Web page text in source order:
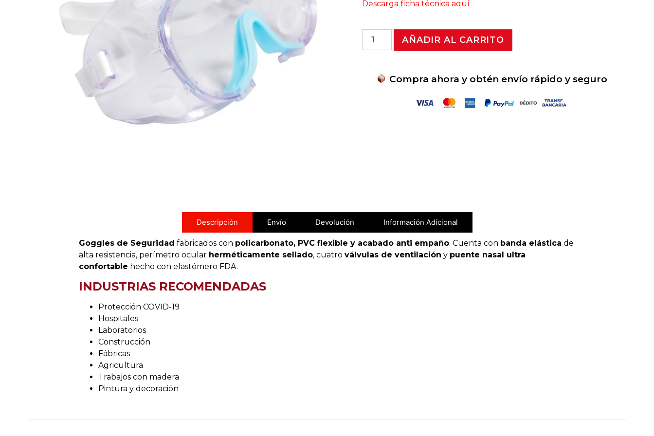
Descarga ficha técnica aquí
AÑADIR AL CARRITO
Compra ahora y obtén envío rápido y seguro
Descripción Envío Devolución Información Adicional
Goggles de Seguridad fabricados con policarbonato, PVC flexible y acabado anti empaño. Cuenta con banda elástica de
alta resistencia, perímetro ocular herméticamente sellado, cuatro válvulas de ventilación y puente nasal ultra
confortable hecho con elastómero FDA.
INDUSTRIAS RECOMENDADAS
Protección COVID-19
Hospitales
Laboratorios
Construcción
Fábricas
Agricultura
Trabajos con madera
Pintura y decoración